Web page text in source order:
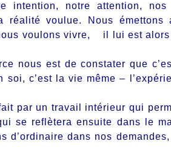
notre attention,
réalité voulue. Nous émettons
voulons vivre, il lui est
nous est de constater que
c’est la vie même –
par un travail intérieur qui
se reflètera ensuite dans le
dans nos